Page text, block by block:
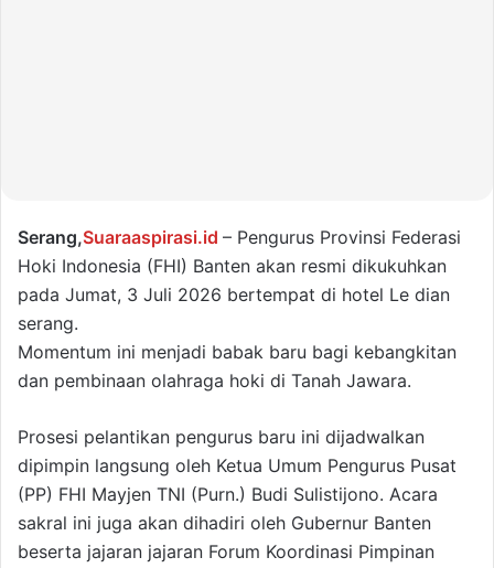
Serang,Suaraaspirasi.id – Pengurus Provinsi Federasi
Hoki Indonesia (FHI) Banten akan resmi dikukuhkan
pada Jumat, 3 Juli 2026 bertempat di hotel Le dian
serang.
Momentum ini menjadi babak baru bagi kebangkitan
dan pembinaan olahraga hoki di Tanah Jawara.
Prosesi pelantikan pengurus baru ini dijadwalkan
dipimpin langsung oleh Ketua Umum Pengurus Pusat
(PP) FHI Mayjen TNI (Purn.) Budi Sulistijono. Acara
sakral ini juga akan dihadiri oleh Gubernur Banten
beserta jajaran jajaran Forum Koordinasi Pimpinan